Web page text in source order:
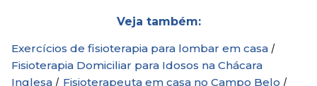
Veja também:
Exercícios de fisioterapia para lombar em casa /
Fisioterapia Domiciliar para Idosos na Chácara
Inglesa / Fisioterapeuta em casa no Campo Belo /